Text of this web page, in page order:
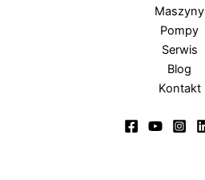
Maszyny
Pompy
Serwis
Blog
Kontakt